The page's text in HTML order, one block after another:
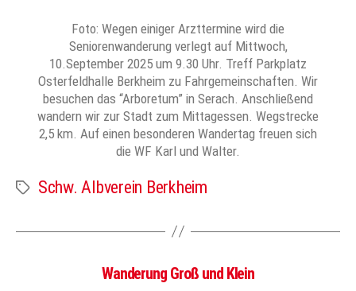
Foto: Wegen einiger Arzttermine wird die
Seniorenwanderung verlegt auf Mittwoch,
10.September 2025 um 9.30 Uhr. Treff Parkplatz
Osterfeldhalle Berkheim zu Fahrgemeinschaften. Wir
besuchen das “Arboretum” in Serach. Anschließend
wandern wir zur Stadt zum Mittagessen. Wegstrecke
2,5 km. Auf einen besonderen Wandertag freuen sich
die WF Karl und Walter.
Schlagwörter
Schw. Albverein Berkheim
Wanderung Groß und Klein